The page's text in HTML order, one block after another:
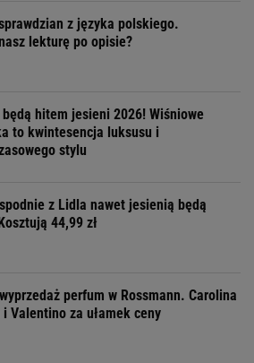
z języka polskiego.
lekturę po opisie?
hitem jesieni 2026! Wiśniowe
to kwintesencja luksusu i
stylu
z Lidla nawet jesienią będą
44,99 zł
perfum w Rossmann. Carolina
i Valentino za ułamek ceny